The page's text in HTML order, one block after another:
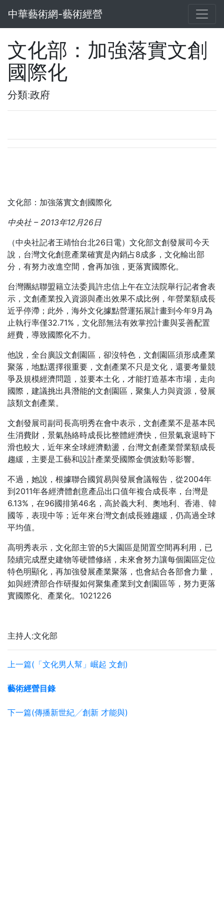
中華藝術網-藝術經營
文化部：加強落實文創
國際化
分類:政府
文化部：加強落實文創國際化
中央社 – 2013年12月26日
（中央社記者王靖怡台北26日電）文化部文創發展司今天
說，台灣文化創意產業確實是內銷占8成多，文化輸出部
分，有努力改進空間，會再加強，更落實國際化。
台灣團結聯盟籍立法委員許忠信上午在立法院舉行記者會表
示，文創產業投入資源與產出效果不成比例，年營業額成長
近乎停滯；此外，海外文化據點營運拓展計畫到今年9月為
止執行率僅32.71%，文化部無法有效掌控計畫與妥善配置
經費，導致國際化不力。
他說，全台廣設文創園區，卻沒特色，文創園區須形成產業
聚落，地點選擇很重要，文創產業不只是文化，還要考量競
爭及規模經濟問題，並要本土化，才能打造基本市場，走向
國際，建議挑出具潛能的文創園區，聚集人力與資源，發展
該類文創產業。
文創發展司副司長高明秀在會中表示，文創產業不是基本民
生消費財，景氣熱絡時成長比整體經濟快，但景氣衰退時下
滑也較大，近年來全球經濟動盪，台灣文創產業營業額成長
趨緩，主要是工藝和設計產業受國際金價波動等影響。
不過，她說，根據聯合國貿易與發展會議報告，從2004年
到2011年各經濟體創意產品出口值年複合成長率，台灣是
6.13%，在96國排第46名，高於義大利、奧地利、香港、韓
國等，表現中等；近年來台灣文創成長雖趨緩，仍高過全球
平均值。
高明秀表示，文化部主管的5大園區是閒置空間再利用，已
陸續完成歷史建物等硬體修繕，未來會努力讓每個園區定位
特色明顯化，再加強發展產業聚落，也會結合各部會力量，
如與經濟部合作研擬如何聚集產業到文創園區等，努力更落
實國際化、產業化。1021226
主持人:文化部
上一篇(「文化男人幫」崛起 文創)
藝術經營目錄
下一篇(傳播新世紀╱創新 才能與)